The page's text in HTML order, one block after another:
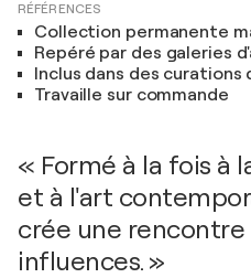
RÉFÉRENCES
Collection permanente
Repéré par des galeries
Inclus dans des curations
Travaille sur commande
« Formé à la fois à
et à l'art
crée une
influences. »